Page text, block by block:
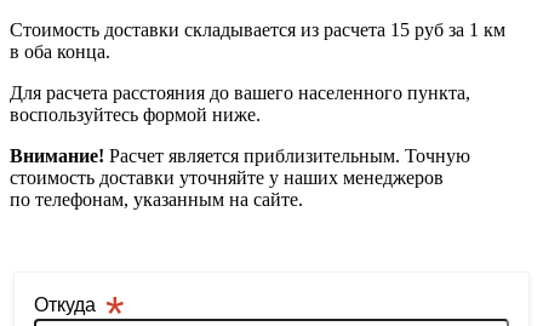
Стоимость доставки складывается из расчета 15 руб за 1 км
в оба конца.
Для расчета расстояния до вашего населенного пункта,
воспользуйтесь формой ниже.
Внимание! Расчет является приблизительным. Точную
стоимость доставки уточняйте у наших менеджеров
по телефонам, указанным на сайте.